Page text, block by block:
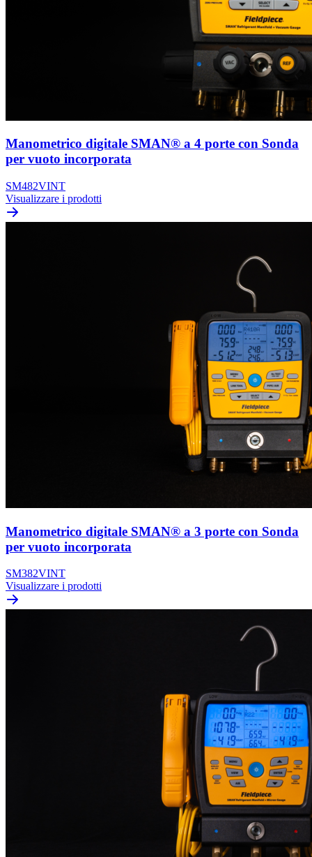
Manometrico digitale SMAN® a 4 porte con Sonda
per vuoto incorporata
SM482VINT
Visualizzare i prodotti
Manometrico digitale SMAN® a 3 porte con Sonda
per vuoto incorporata
SM382VINT
Visualizzare i prodotti